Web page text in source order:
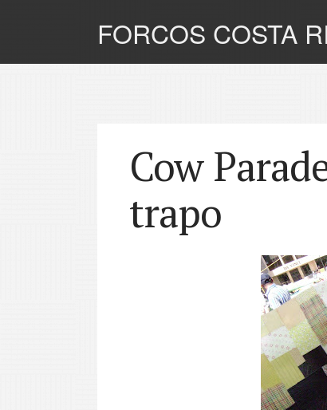
FORCOS COSTA
Cow
trapo